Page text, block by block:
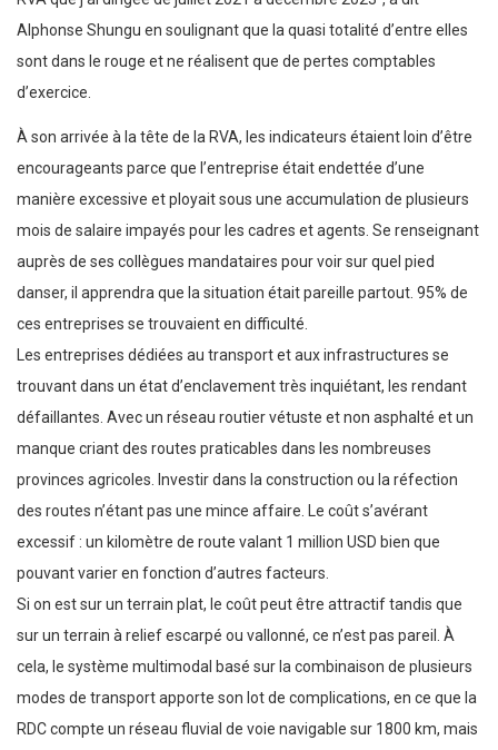
Alphonse Shungu en soulignant que la quasi totalité d’entre elles
sont dans le rouge et ne réalisent que de pertes comptables
d’exercice.
À son arrivée à la tête de la RVA, les indicateurs étaient loin d’être
encourageants parce que l’entreprise était endettée d’une
manière excessive et ployait sous une accumulation de plusieurs
mois de salaire impayés pour les cadres et agents. Se renseignant
auprès de ses collègues mandataires pour voir sur quel pied
danser, il apprendra que la situation était pareille partout. 95% de
ces entreprises se trouvaient en difficulté.
Les entreprises dédiées au transport et aux infrastructures se
trouvant dans un état d’enclavement très inquiétant, les rendant
défaillantes. Avec un réseau routier vétuste et non asphalté et un
manque criant des routes praticables dans les nombreuses
provinces agricoles. Investir dans la construction ou la réfection
des routes n’étant pas une mince affaire. Le coût s’avérant
excessif : un kilomètre de route valant 1 million USD bien que
pouvant varier en fonction d’autres facteurs.
Si on est sur un terrain plat, le coût peut être attractif tandis que
sur un terrain à relief escarpé ou vallonné, ce n’est pas pareil. À
cela, le système multimodal basé sur la combinaison de plusieurs
modes de transport apporte son lot de complications, en ce que la
RDC compte un réseau fluvial de voie navigable sur 1800 km, mais